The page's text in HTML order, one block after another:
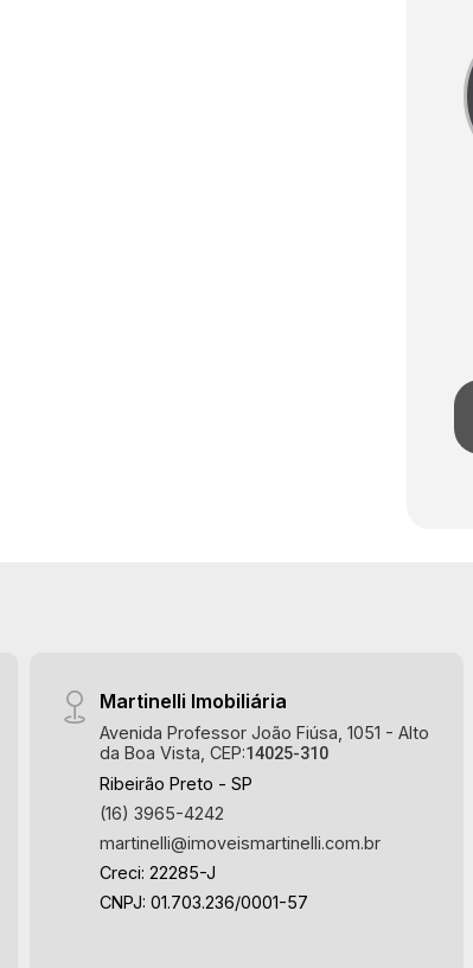
Martinelli Imobiliária
Avenida Professor João Fiúsa, 1051 - Alto
da Boa Vista, CEP:14025-310
Ribeirão Preto - SP
(16) 3965-4242
martinelli@imoveismartinelli.com.br
Creci: 22285-J
CNPJ: 01.703.236/0001-57